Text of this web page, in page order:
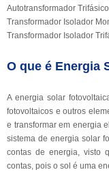
Autotransformador Trifásico
Transformador Isolador
Transformador Isolador
O que é Energia
A energia solar
fotovoltaicos e outros
e transformar em energia
sistema de energia solar
contas de energia, visto
contas, pois o sol é uma